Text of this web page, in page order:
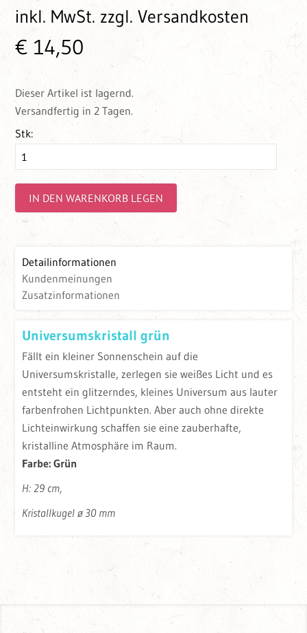
inkl. MwSt. zzgl. Versandkosten
€ 14,50
Dieser Artikel ist lagernd.
Versandfertig in 2 Tagen.
Stk:
IN DEN WARENKORB LEGEN
Detailinformationen
Kundenmeinungen
Zusatzinformationen
Universumskristall grün
Fällt ein kleiner Sonnenschein auf die
Universumskristalle, zerlegen sie weißes Licht und es
entsteht ein glitzerndes, kleines Universum aus lauter
farbenfrohen Lichtpunkten. Aber auch ohne direkte
Lichteinwirkung schaffen sie eine zauberhafte,
kristalline Atmosphäre im Raum.
Farbe: Grün
H: 29 cm,
Kristallkugel ø 30 mm